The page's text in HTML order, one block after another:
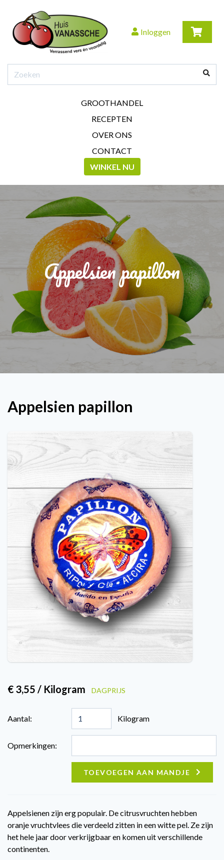
Inloggen
GROOTHANDEL
RECEPTEN
OVER ONS
CONTACT
WINKEL NU
Appelsien papillon
Appelsien papillon
€ 3,55 / Kilogram DAGPRIJS
Aantal: Kilogram
Opmerkingen:
TOEVOEGEN AAN MANDJE
Appelsienen zijn erg populair. De citrusvruchten hebben
oranje vruchtvlees die verdeeld zitten in een witte pel. Ze zijn
het hele jaar door verkrijgbaar en komen uit verschillende
continenten.